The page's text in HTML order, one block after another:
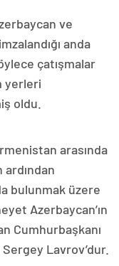
ve
anda
çatışmalar
yerleri
oldu.
arasında
ardından
bulunmak üzere
Azerbaycan’ın
Cumhurbaşkanı
Lavrov’dur.